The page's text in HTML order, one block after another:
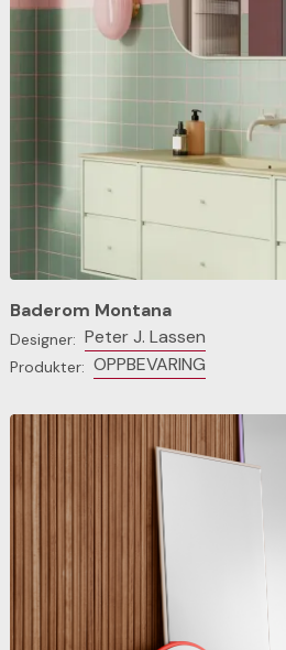
Baderom Montana
Designer: Peter J. Lassen
Produkter: OPPBEVARING